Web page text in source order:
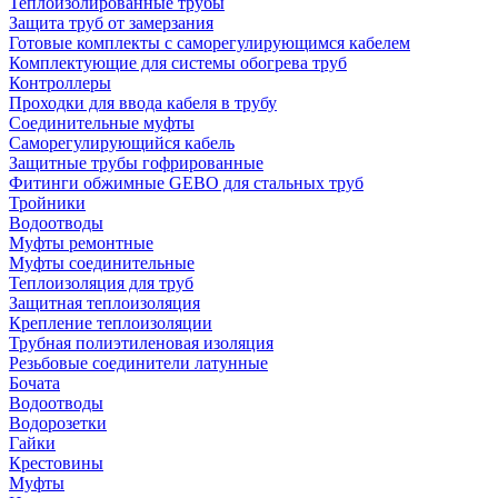
Защита труб от замерзания
Готовые комплекты с саморегулирующимся кабелем
Комплектующие для системы обогрева труб
Контроллеры
Проходки для ввода кабеля в трубу
Соединительные муфты
Саморегулирующийся кабель
Защитные трубы гофрированные
Фитинги обжимные GEBO для стальных труб
Тройники
Водоотводы
Муфты ремонтные
Муфты соединительные
Теплоизоляция для труб
Защитная теплоизоляция
Крепление теплоизоляции
Трубная полиэтиленовая изоляция
Резьбовые соединители латунные
Бочата
Водоотводы
Водорозетки
Гайки
Крестовины
Муфты